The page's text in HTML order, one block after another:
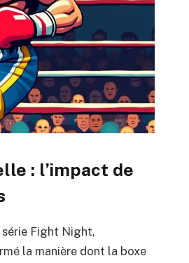
: l’impact de
série Fight Night,
la manière dont la boxe